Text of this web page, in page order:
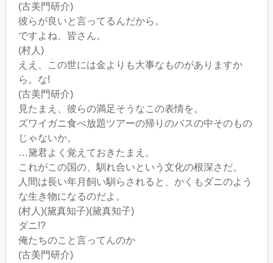
(古美門研介)
彼らが良いと言ってるんだから。
ですよね、皆さん。
(村人)
ええ、この世には金よりも大事なものがありますか
ら。な!
(古美門研介)
見たまえ、彼らの満足そうなこの表情を。
ズワイガニ食べ放題ツアーの帰りのバスの中そのもの
じゃないか。
…黛君よく覚えておきたまえ。
これがこの国の、馴れ合いという文化の根深さだ。
人間は長い年月飼い馴らされると、かくもダニのよう
な生き物になるのだよ。
(村人)(黛真知子)(黛真知子)
ダニ!?
俺たちのこと言ってんのか
(古美門研介)